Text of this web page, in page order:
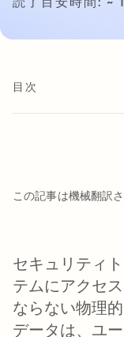
目次
この記事は機械翻訳さ
セキュリティ
テムにアクセ
ならない物理
データは、ユ